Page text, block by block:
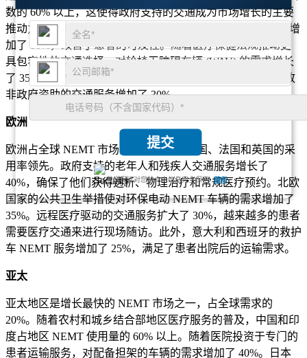
提交
我们保证对您的个人信息完全保密.隐私
数的 60% 以上，这使得政府支持的交通成为市场增长的主要
推动力。 Lyft 和 Uber Health 等基于乘车服务的 NEMT 服务增
加了 50%，改善了患者的可及性。随着医疗保健法规推动更
具包容性的交通选择，对轮椅无障碍车辆 (WAV) 的需求增长
了 35%。此外，私人保险公司扩大了 NEMT 覆盖范围，导致
非政府资助的交通服务增加了 30%。
欧洲
欧洲占全球 NEMT 市场的 25%，其中德国、法国和英国的采
用率领先。政府支持的老年人和残疾人交通服务增长了
40%，确保了他们获得透析、物理治疗和常规医疗预约。北欧
国家的公共卫生举措使对环保电动 NEMT 车辆的需求增加了
35%。远程医疗驱动的交通服务扩大了 30%，越来越多的患者
需要医疗交通来进行现场随访。此外，意大利和西班牙的救护
车 NEMT 服务增加了 25%，满足了患者出院后的运输需求。
亚太
亚太地区是增长最快的 NEMT 市场之一，占全球需求的
20%。随着农村和城乡结合部地区医疗服务的普及，中国和印
度占地区 NEMT 使用量的 60% 以上。随着医院投资于专门的
患者运输服务，对配备担架的车辆的需求增加了 40%。日本